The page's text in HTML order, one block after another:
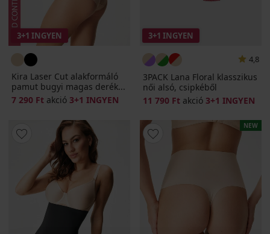
3+1 INGYEN
Kira Laser Cut alakformáló
pamut bugyi magas derék...
7 290 Ft akció 3+1 INGYEN
3+1 INGYEN
4,8
3PACK Lana Floral klasszikus
női alsó, csipkéből
11 790 Ft akció 3+1 INGYEN
NEW